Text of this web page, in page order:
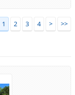
1 2 3 4 > >>